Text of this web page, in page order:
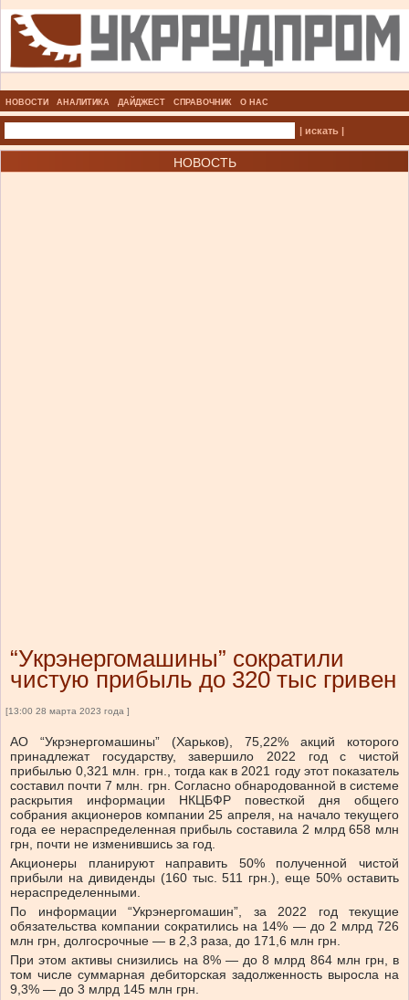
НОВОСТИ АНАЛИТИКА ДАЙДЖЕСТ СПРАВОЧНИК О НАС
| искать |
НОВОСТЬ
“Укрэнергомашины” сократили
чистую прибыль до 320 тыс гривен
[13:00 28 марта 2023 года ]
АО “Укрэнергомашины” (Харьков), 75,22% акций которого
принадлежат государству, завершило 2022 год с чистой
прибылью 0,321 млн. грн., тогда как в 2021 году этот показатель
составил почти 7 млн. грн. Согласно обнародованной в системе
раскрытия информации НКЦБФР повесткой дня общего
собрания акционеров компании 25 апреля, на начало текущего
года ее нераспределенная прибыль составила 2 млрд 658 млн
грн, почти не изменившись за год.
Акционеры планируют направить 50% полученной чистой
прибыли на дивиденды (160 тыс. 511 грн.), еще 50% оставить
нераспределенными.
По информации “Укрэнергомашин”, за 2022 год текущие
обязательства компании сократились на 14% — до 2 млрд 726
млн грн, долгосрочные — в 2,3 раза, до 171,6 млн грн.
При этом активы снизились на 8% — до 8 млрд 864 млн грн, в
том числе суммарная дебиторская задолженность выросла на
9,3% — до 3 млрд 145 млн грн.